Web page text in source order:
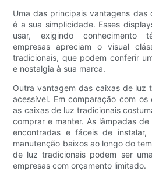
Uma das principais vantagens das
é a sua simplicidade. Esses
usar, exigindo conhecimento
empresas apreciam o visual
tradicionais, que podem conferir
e nostalgia à sua marca.
Outra vantagem das caixas de luz
acessível. Em comparação com
as caixas de luz tradicionais
comprar e manter. As lâmpadas
encontradas e fáceis de
manutenção baixos ao longo do
de luz tradicionais podem ser
empresas com orçamento limitado.